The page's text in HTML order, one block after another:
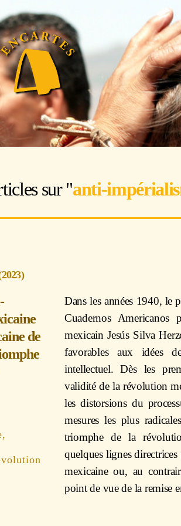
sur "anti-
de
Dans les années 1940, le
Cuadernos Americanos
mexicain Jesús Silva
favorables aux idées
intellectuel. Dès les
validité de la révolution
les distorsions du
mesures les plus
triomphe de la
quelques lignes
mexicaine ou, au
point de vue de la remise